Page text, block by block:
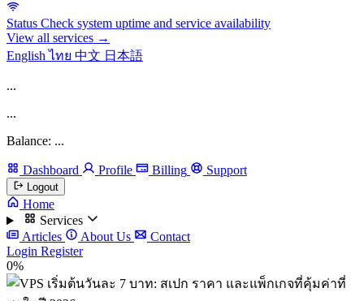
Status Check system uptime and service availability
View all services →
Englishไทย 中文 日本語
...
...
Balance: ...
Dashboard Profile Billing Support
Logout
Home
Services
Articles
About Us
Contact
Login Register
0%